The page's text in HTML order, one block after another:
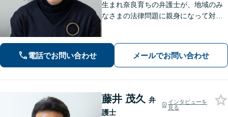
生まれ奈良育ちの弁護士が、地域のみ
なさまの法律問題に親身になって対応
を伺うことを大切にしています【近鉄
奈良駅5分】【オンライン相談可】
電話でお問い合わせ メールでお問い合わせ
藤井 茂久 弁
護士
インタビューを
見る